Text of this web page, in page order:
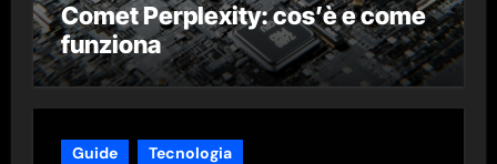
Comet Perplexity: cos’è e come
funziona
Guide Tecnologia